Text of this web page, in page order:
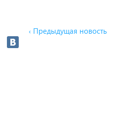
‹ Предыдущая новость